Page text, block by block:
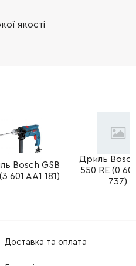
якості
Bosch GSB
601 AA1 181)
Дриль
550 RE (0
737)
Доставка та оплата